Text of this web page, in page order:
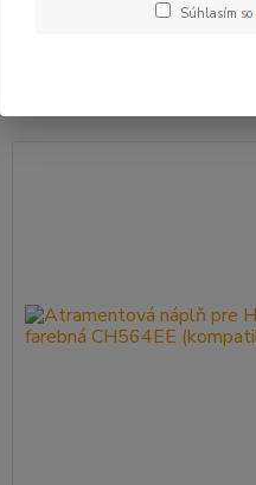
Súhlasím so